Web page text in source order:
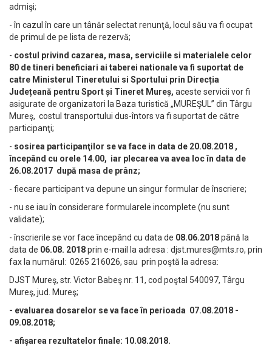
admişi;
- în cazul în care un tânăr selectat renunţă, locul său va fi ocupat
de primul de pe lista de rezervă;
- costul privind cazarea, masa, serviciile si materialele celor
80 de tineri beneficiari ai taberei nationale va fi suportat de
catre Ministerul Tineretului si Sportului prin Direcția
Județeană pentru Sport și Tineret Mureș, aceste servicii vor fi
asigurate de organizatori la Baza turistică „MUREŞUL” din Târgu
Mureş, costul transportului dus-întors va fi suportat de către
participanţi;
- sosirea participanţilor se va face in data de 20.08.2018 ,
începând cu orele 14.00, iar plecarea va avea loc în data de
26.08.2017 după masa de prânz;
- fiecare participant va depune un singur formular de înscriere;
- nu se iau în considerare formularele incomplete (nu sunt
validate);
- înscrierile se vor face începând cu data de 08.06.2018până la
data de 06.08. 2018prin e-mail la adresa : djst.mures@mts.ro, prin
fax la numărul: 0265 216026, sau prin poştă la adresa:
DJST Mureş, str. Victor Babeş nr. 11, cod poştal 540097, Târgu
Mureş, jud. Mureş;
- evaluarea dosarelor se va face în perioada 07.08.2018 -
09.08.2018;
- afişarea rezultatelor finale: 10.08.2018.